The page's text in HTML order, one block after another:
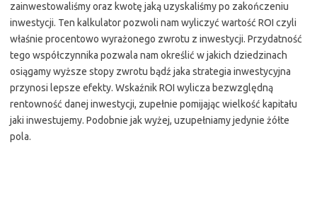
zainwestowaliśmy oraz kwotę jaką uzyskaliśmy po zakończeniu
inwestycji. Ten kalkulator pozwoli nam wyliczyć wartość ROI czyli
właśnie procentowo wyrażonego zwrotu z inwestycji. Przydatność
tego współczynnika pozwala nam określić w jakich dziedzinach
osiągamy wyższe stopy zwrotu bądź jaka strategia inwestycyjna
przynosi lepsze efekty. Wskaźnik ROI wylicza bezwzględną
rentowność danej inwestycji, zupełnie pomijając wielkość kapitału
jaki inwestujemy. Podobnie jak wyżej, uzupełniamy jedynie żółte
pola.